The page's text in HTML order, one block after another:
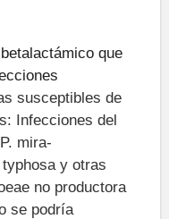
que
susceptibles de
Infecciones del
mira­
y otras
no productora
se podría